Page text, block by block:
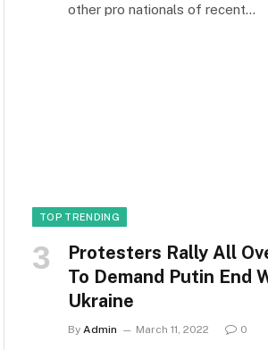
other pro nationals of recent…
TOP TRENDING
Protesters Rally All
To Demand Putin End
Ukraine
By Admin March 11, 2022 0